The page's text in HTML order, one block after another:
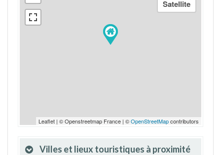
Leaflet | © Openstreetmap France | ©OpenStreetMapcontributors
Villes et lieux touristiques à proximité